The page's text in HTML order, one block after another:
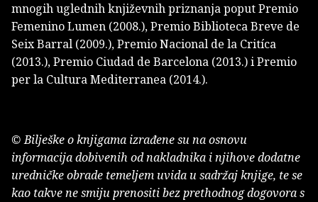
mnogih uglednih književnih priznanja poput Premio
Femenino Lumen (2008.), Premio Biblioteca Breve de
Seix Barral (2009.), Premio Nacional de la Critíca
(2013.), Premio Ciudad de Barcelona (2013.) i Premio
per la Cultura Mediterranea (2014.).
© Bilješke o knjigama izrađene su na osnovu
informacija dobivenih od nakladnika i njihove dodatne
uredničke obrade temeljem uvida u sadržaj knjige, te se
kao takve ne smiju prenositi bez prethodnog dogovora s